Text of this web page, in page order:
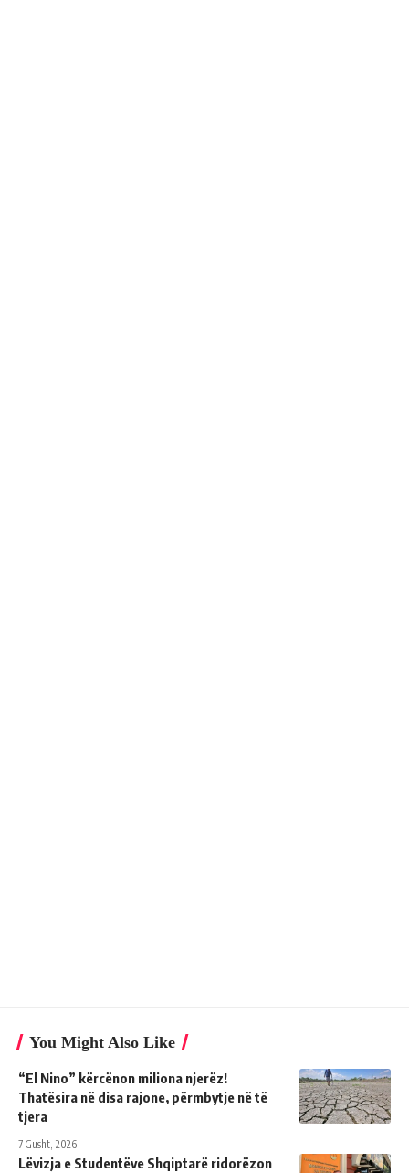
You Might Also Like
“El Nino” kërcënon miliona njerëz!
Thatësira në disa rajone, përmbytje në të
tjera
7 Gusht, 2026
Lëvizja e Studentëve Shqiptarë ridorëzon